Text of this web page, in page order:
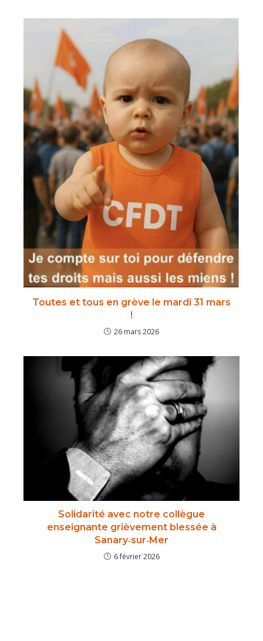
Toutes et tous en grève le mardi 31 mars
!
26 mars 2026
Solidarité avec notre collègue
enseignante grièvement blessée à
Sanary‑sur‑Mer
6 février 2026